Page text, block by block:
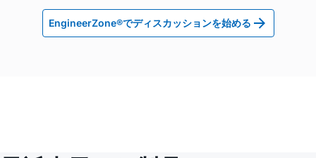
EngineerZone®でディスカッションを始める